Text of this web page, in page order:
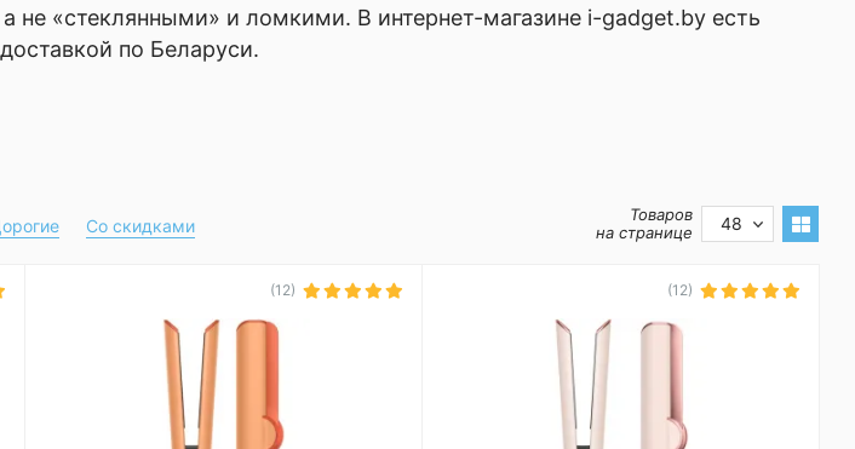
не «стеклянными» и ломкими. В интернет-магазине i-gadget.by есть
по Беларуси.
Со скидками
Товаров
на странице
48
(12) (12)